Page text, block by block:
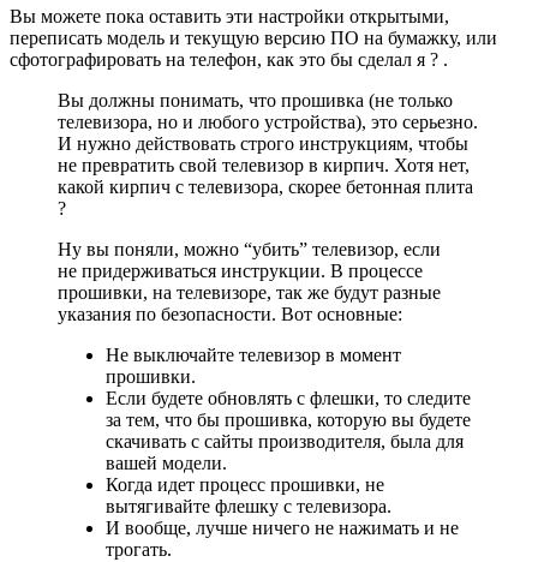
Вы можете пока оставить эти настройки открытыми,
переписать модель и текущую версию ПО на бумажку, или
сфотографировать на телефон, как это бы сделал я ? .
Вы должны понимать, что прошивка (не только
телевизора, но и любого устройства), это серьезно.
И нужно действовать строго инструкциям, чтобы
не превратить свой телевизор в кирпич. Хотя нет,
какой кирпич с телевизора, скорее бетонная плита
?
Ну вы поняли, можно “убить” телевизор, если
не придерживаться инструкции. В процессе
прошивки, на телевизоре, так же будут разные
указания по безопасности. Вот основные:
Не выключайте телевизор в момент
прошивки.
Если будете обновлять с флешки, то следите
за тем, что бы прошивка, которую вы будете
скачивать с сайты производителя, была для
вашей модели.
Когда идет процесс прошивки, не
вытягивайте флешку с телевизора.
И вообще, лучше ничего не нажимать и не
трогать.